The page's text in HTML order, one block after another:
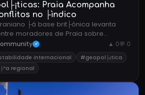
Praia Acompanha
no ├ìndico
├á base brit├ónica levanta
moradores de Praia sobre
regional.
✓ ▲ 0💬 0
internacional
#geopol├¡tica
regional